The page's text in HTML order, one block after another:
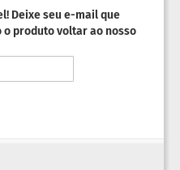
Deixe seu e-mail que
produto voltar ao nosso